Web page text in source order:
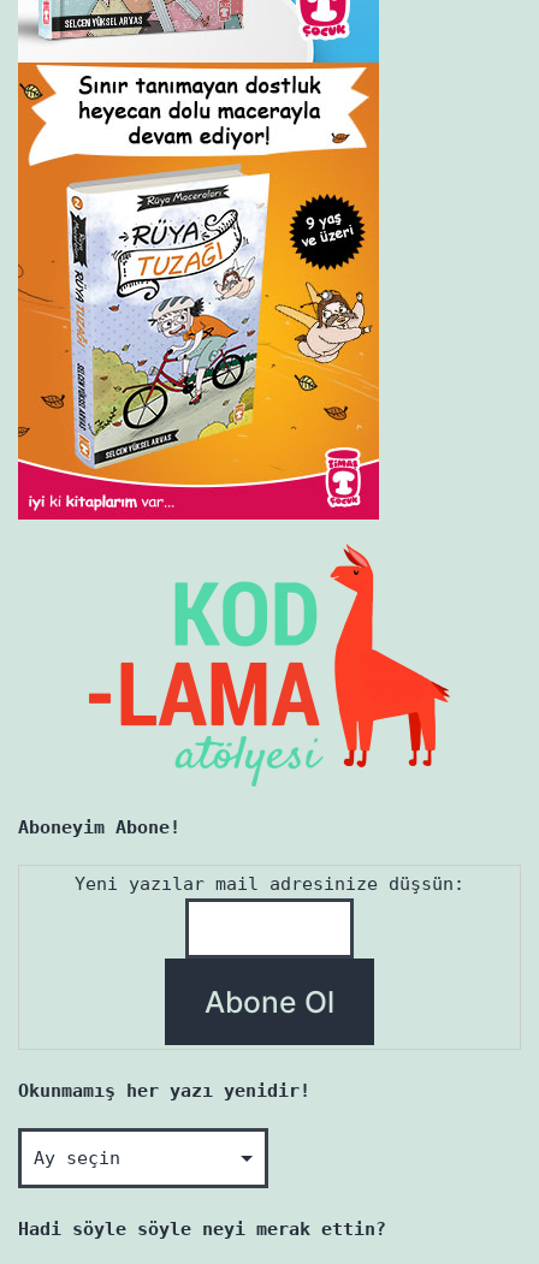
Aboneyim Abone!
Yeni yazılar mail adresinize düşsün:
Okunmamış her yazı yenidir!
Okunmamış
her
yazı
Hadi söyle söyle neyi merak ettin?